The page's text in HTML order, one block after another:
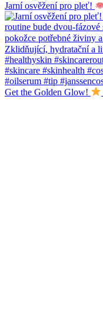
Jarní osvěžení pro pleť!
Get the Golden Glow!